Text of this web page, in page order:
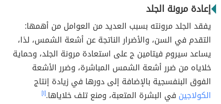
إعادة مرونة الجلد
يفقد الجلد مرونته بسبب العديد من العوامل من أهمها:
التقدم في السن، والأضرار الناتجة عن أشعة الشمس، لذا،
يساعد سيروم فيتامين ج على استعادة مرونة الجلد، وحماية
خلاياه من ضرر أشعة الشمس المباشرة، وضرر الأشعة
الفوق البنفسجية بالإضافة إلى دورها في زيادة إنتاج
الكولاجين في البشرة المتعبة، ومنع تلف خلاياها.[١]